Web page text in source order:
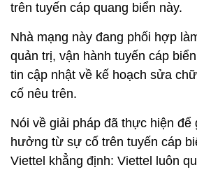
trên tuyến cáp quang biển này.
Nhà mạng này đang phối hợp
quản trị, vận hành tuyến cáp
tin cập nhật về kế hoạch sửa
cố nêu trên.
Nói về giải pháp đã thực hiện để
hưởng từ sự cố trên tuyến cáp
Viettel khẳng định: Viettel luôn